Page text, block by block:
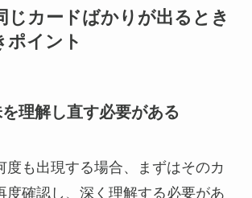
じカードばかりが出るとき
ポイント
理解し直す必要がある
度も出現する場合、まずはそのカ
度確認し、深く理解する必要があ